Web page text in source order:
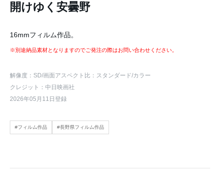
開けゆく安曇野
16mmフィルム作品。
※別途納品素材となりますのでご発注の際はお問い合わせください。
解像度：SD/画面アスペクト比：スタンダード/カラー
クレジット：中日映画社
2026年05月11日登録
#フィルム作品 #長野県フィルム作品